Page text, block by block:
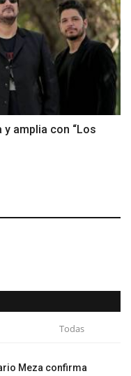
amplia con “Los
Todas
Meza confirma